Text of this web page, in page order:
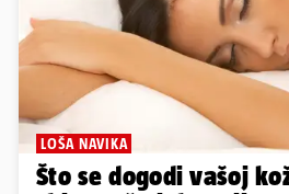
LOŠA NAVIKA
Što se dogodi vašoj